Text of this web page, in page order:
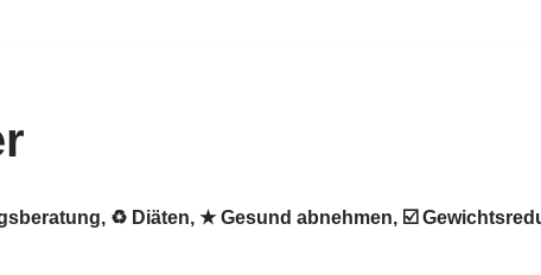
♻ Diäten, ★ Gesund abnehmen, ☑️